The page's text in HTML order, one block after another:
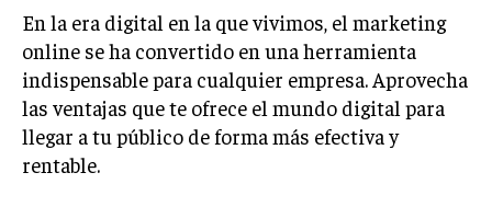
GESTIÓN DEL CAMBIO
LIDERAZGO
HABILIDADES DIRECTIVAS
EMPRENDIMIENTO
PLANIFICACIÓN EMPRESARIAL
En la era digital en la que vivimos, el marketing
online se ha convertido en una herramienta
indispensable para cualquier empresa. Aprovecha
las ventajas que te ofrece el mundo digital para
llegar a tu público de forma más efectiva y
rentable.